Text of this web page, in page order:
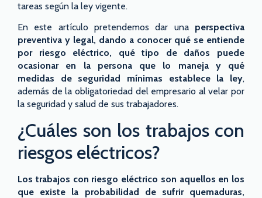
tareas según la ley vigente.
En este artículo pretendemos dar una perspectiva
preventiva y legal, dando a conocer qué se entiende
por riesgo eléctrico, qué tipo de daños puede
ocasionar en la persona que lo maneja y qué
medidas de seguridad mínimas establece la ley,
además de la obligatoriedad del empresario al velar por
la seguridad y salud de sus trabajadores.
¿Cuáles son los trabajos con
riesgos eléctricos?
Los trabajos con riesgo eléctrico son aquellos en los
que existe la probabilidad de sufrir quemaduras,